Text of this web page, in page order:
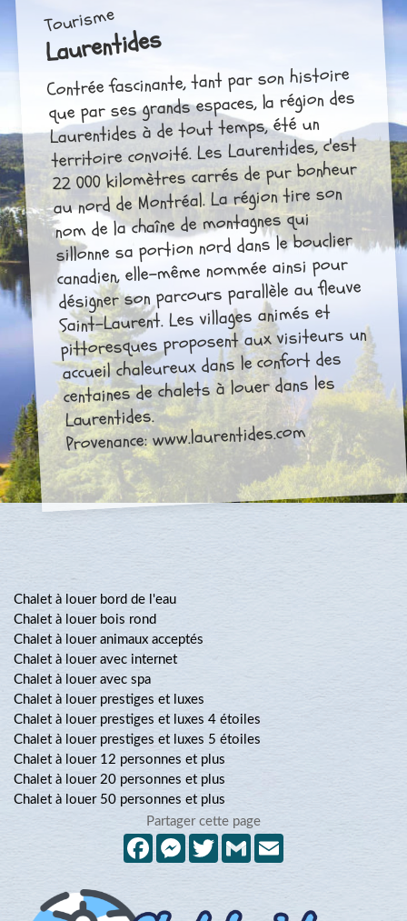
Tourisme
Laurentides
Contrée fascinante, tant par son histoire
que par ses grands espaces, la région des
Laurentides à de tout temps, été un
territoire convoité. Les Laurentides, c'est
22 000 kilomètres carrés de pur bonheur
au nord de Montréal. La région tire son
nom de la chaîne de montagnes qui
sillonne sa portion nord dans le bouclier
canadien, elle-même nommée ainsi pour
désigner son parcours parallèle au fleuve
Saint-Laurent. Les villages animés et
pittoresques proposent aux visiteurs un
accueil chaleureux dans le confort des
centaines de chalets à louer dans les
Laurentides.
Provenance: www.laurentides.com
Chalet à louer bord de l'eau
Chalet à louer bois rond
Chalet à louer animaux acceptés
Chalet à louer avec internet
Chalet à louer avec spa
Chalet à louer prestiges et luxes
Chalet à louer prestiges et luxes 4 étoiles
Chalet à louer prestiges et luxes 5 étoiles
Chalet à louer 12 personnes et plus
Chalet à louer 20 personnes et plus
Chalet à louer 50 personnes et plus
Partager cette page
FacebookMessenger
TwitterGmail